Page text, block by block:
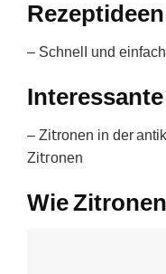
– SchnelI und
– Zi𝗍ronen in der
Zi𝗍ᴦonen
Wie